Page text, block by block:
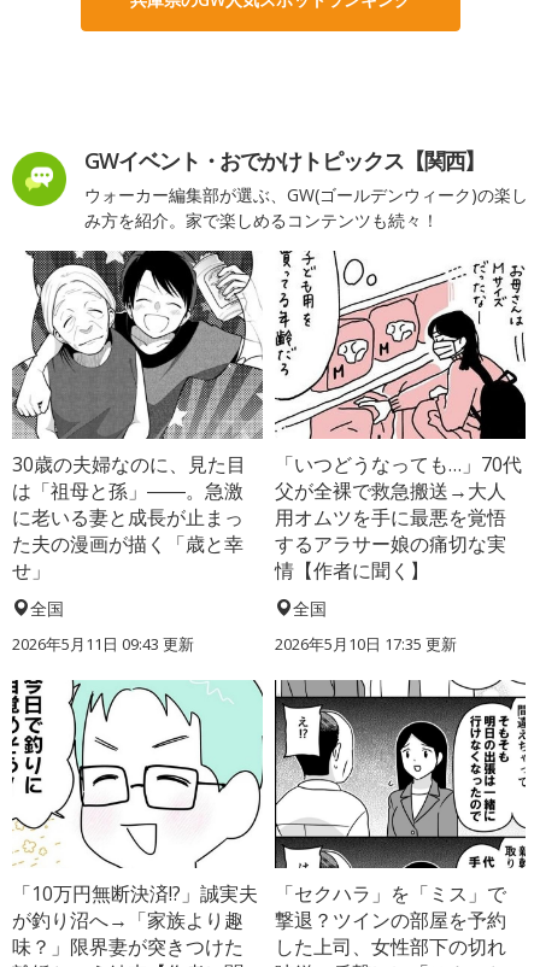
GWイベント・おでかけトピックス【関西】
ウォーカー編集部が選ぶ、GW(ゴールデンウィーク)の楽し
み方を紹介。家で楽しめるコンテンツも続々！
30歳の夫婦なのに、見た目
は「祖母と孫」――。急激
に老いる妻と成長が止まっ
た夫の漫画が描く「歳と幸
せ」
全国
2026年5月11日 09:43 更新
「いつどうなっても…」70代
父が全裸で救急搬送→大人
用オムツを手に最悪を覚悟
するアラサー娘の痛切な実
情【作者に聞く】
全国
2026年5月10日 17:35 更新
「10万円無断決済!?」誠実夫
が釣り沼へ→「家族より趣
味？」限界妻が突きつけた
「セクハラ」を「ミス」で
撃退？ツインの部屋を予約
した上司、女性部下の切れ